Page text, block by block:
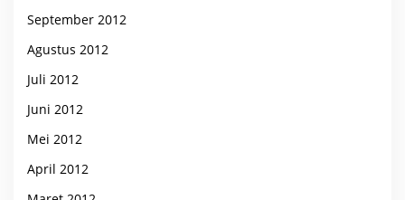
September 2012
Agustus 2012
Juli 2012
Juni 2012
Mei 2012
April 2012